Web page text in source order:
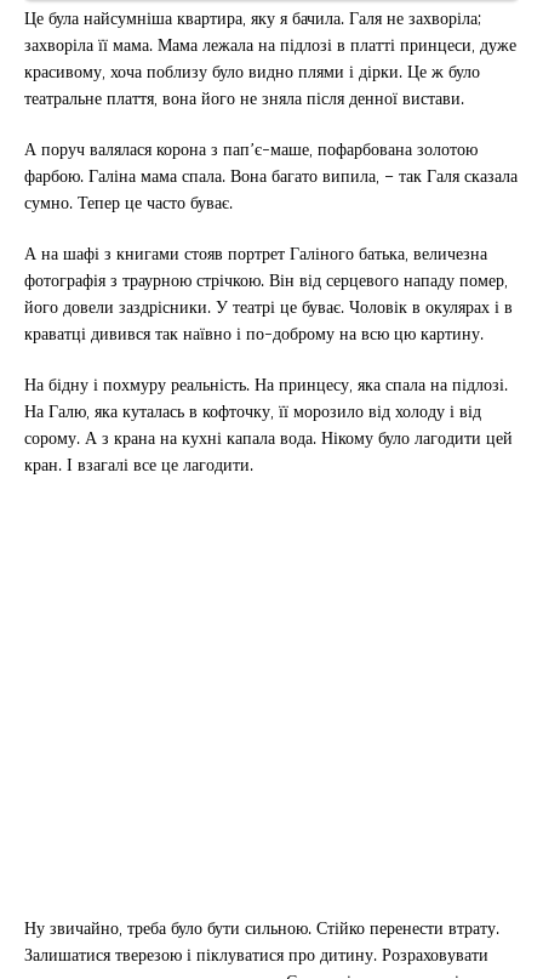
Це була найсумніша квартира, яку я бачила. Галя не захворіла;
захворіла її мама. Мама лежала на підлозі в платті принцеси, дуже
красивому, хоча поблизу було видно плями і дірки. Це ж було
театральне плаття, вона його не зняла після денної вистави.
А поруч валялася корона з пап’є-маше, пофарбована золотою
фарбою. Галіна мама спала. Вона багато випила, – так Галя сказала
сумно. Тепер це часто буває.
А на шафі з книгами стояв портрет Галіного батька, величезна
фотографія з траурною стрічкою. Він від серцевого нападу помер,
його довели заздрісники. У театрі це буває. Чоловік в окулярах і в
краватці дивився так наївно і по-доброму на всю цю картину.
На бідну і похмуру реальність. На принцесу, яка спала на підлозі.
На Галю, яка куталась в кофточку, її морозило від холоду і від
сорому. А з крана на кухні капала вода. Нікому було лагодити цей
кран. І взагалі все це лагодити.
Ну звичайно, треба було бути сильною. Стійко перенести втрату.
Залишатися тверезою і піклуватися про дитину. Розраховувати